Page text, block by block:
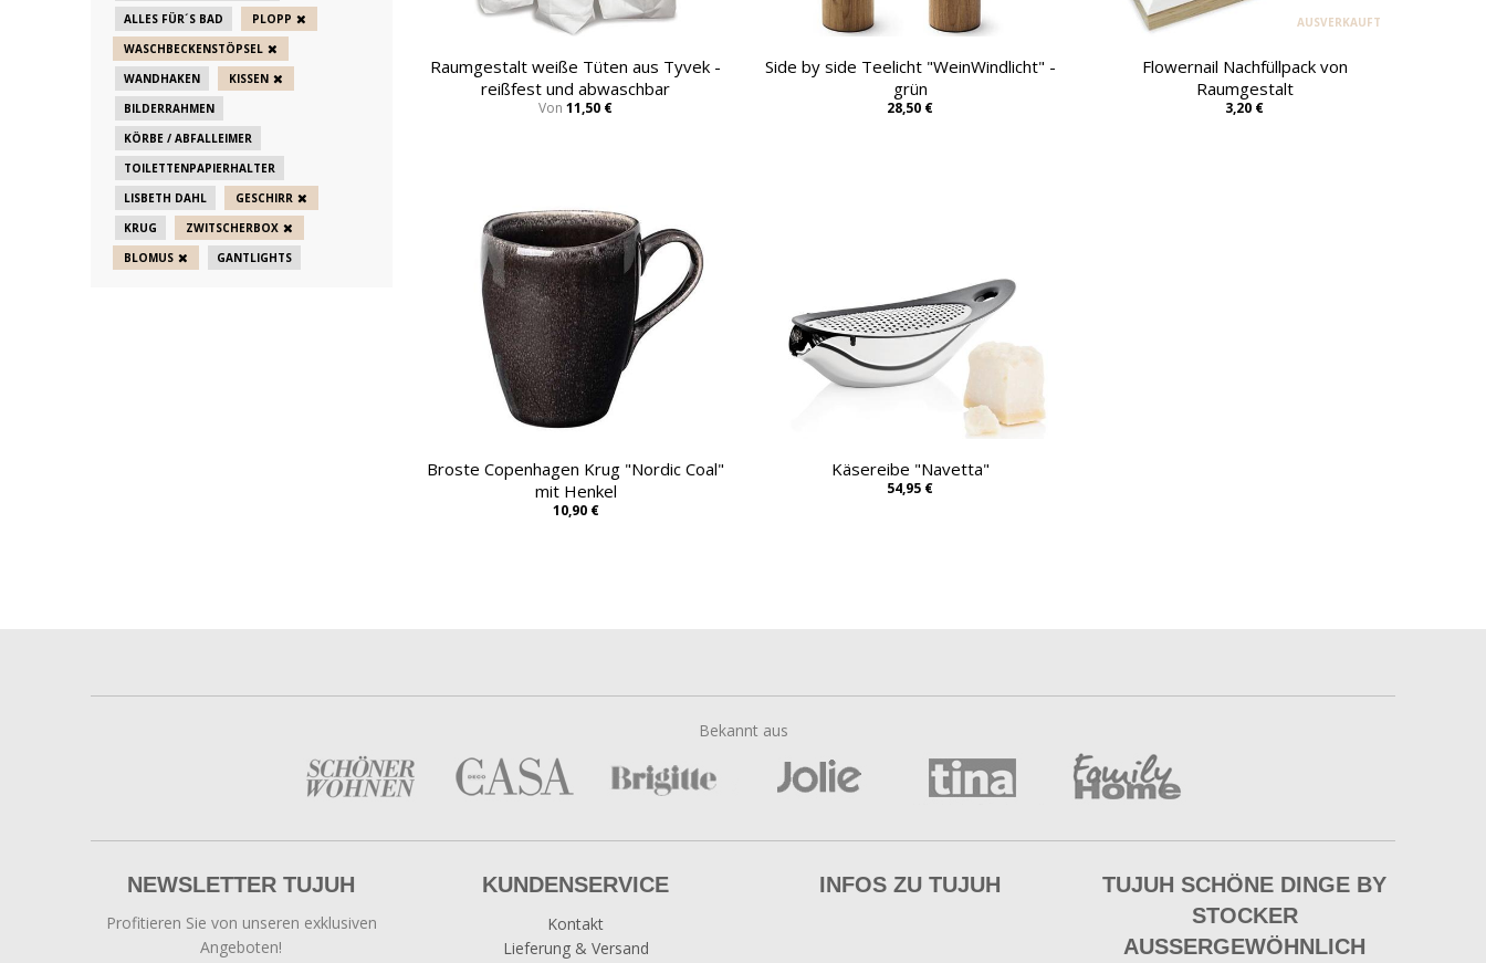
Raumgestalt weiße Tüten aus Tyvek -
reißfest und abwaschbar
Von 11,50 €
Side by side Teelicht "WeinWindlicht" -
grün
28,50 €
AUSVERKAUFT
Flowernail Nachfüllpack von
Raumgestalt
3,20 €
Broste Copenhagen Krug "Nordic Coal"
mit Henkel
10,90 €
Käsereibe "Navetta"
54,95 €
ALLES FÜR´S BAD
PLOPP
WASCHBECKENSTÖPSEL
WANDHAKEN
KISSEN
BILDERRAHMEN
KÖRBE / ABFALLEIMER
TOILETTENPAPIERHALTER
LISBETH DAHL
GESCHIRR
KRUG
ZWITSCHERBOX
BLOMUS
GANTLIGHTS
Bekannt aus
NEWSLETTER TUJUH
Profitieren Sie von unseren exklusiven
Angeboten!
KUNDENSERVICE
Kontakt
Lieferung & Versand
INFOS ZU TUJUH
TUJUH SCHÖNE DINGE BY
STOCKER
AUSSERGEWÖHNLICH E